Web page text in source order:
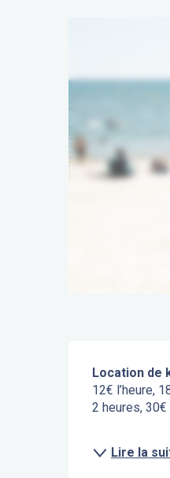
Location de
12€ l’heure,
2 heures, 30€
Lire la